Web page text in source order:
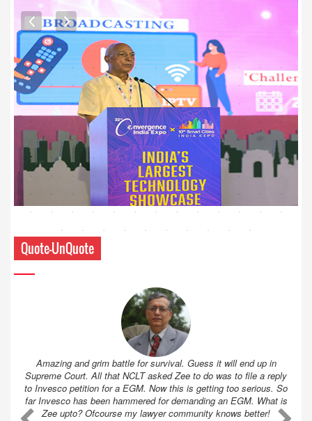
EXCLUSIVE PHOTOS
Quote-UnQuote
Amazing and grim battle for survival. Guess it will end up in
Supreme Court. All that NCLT asked Zee to do was to file a reply
to Invesco petition for a EGM. Now this is getting too serious. So
far Invesco has been hammered for demanding an EGM. What is
Zee upto? Ofcourse my lawyer community knows better!